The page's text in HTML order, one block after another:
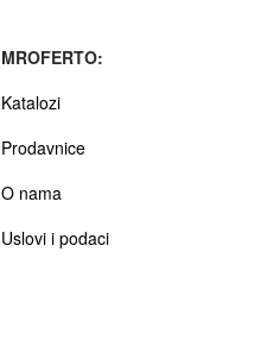
MROFERTO:
Katalozi
Prodavnice
O nama
Uslovi i podaci